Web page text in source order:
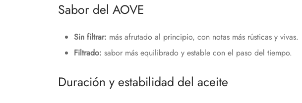
Sabor del AOVE
Sin filtrar: más afrutado al principio, con notas más rústicas y vivas.
Filtrado: sabor más equilibrado y estable con el paso del tiempo.
Duración y estabilidad del aceite